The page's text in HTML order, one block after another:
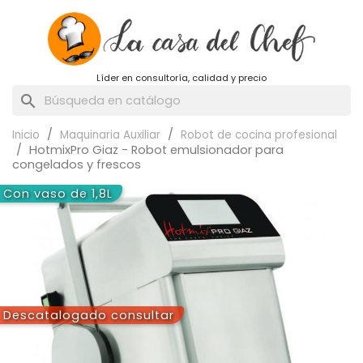
Líder en consultoría, calidad y precio
search
Inicio Maquinaria Auxiliar Robot de cocina profesional
HotmixPro Giaz - Robot emulsionador para
congelados y frescos
Con vaso de 1,8L
Descatalogado consultar